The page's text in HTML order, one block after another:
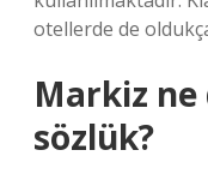
otellerde de
Markiz ne
sözlük?